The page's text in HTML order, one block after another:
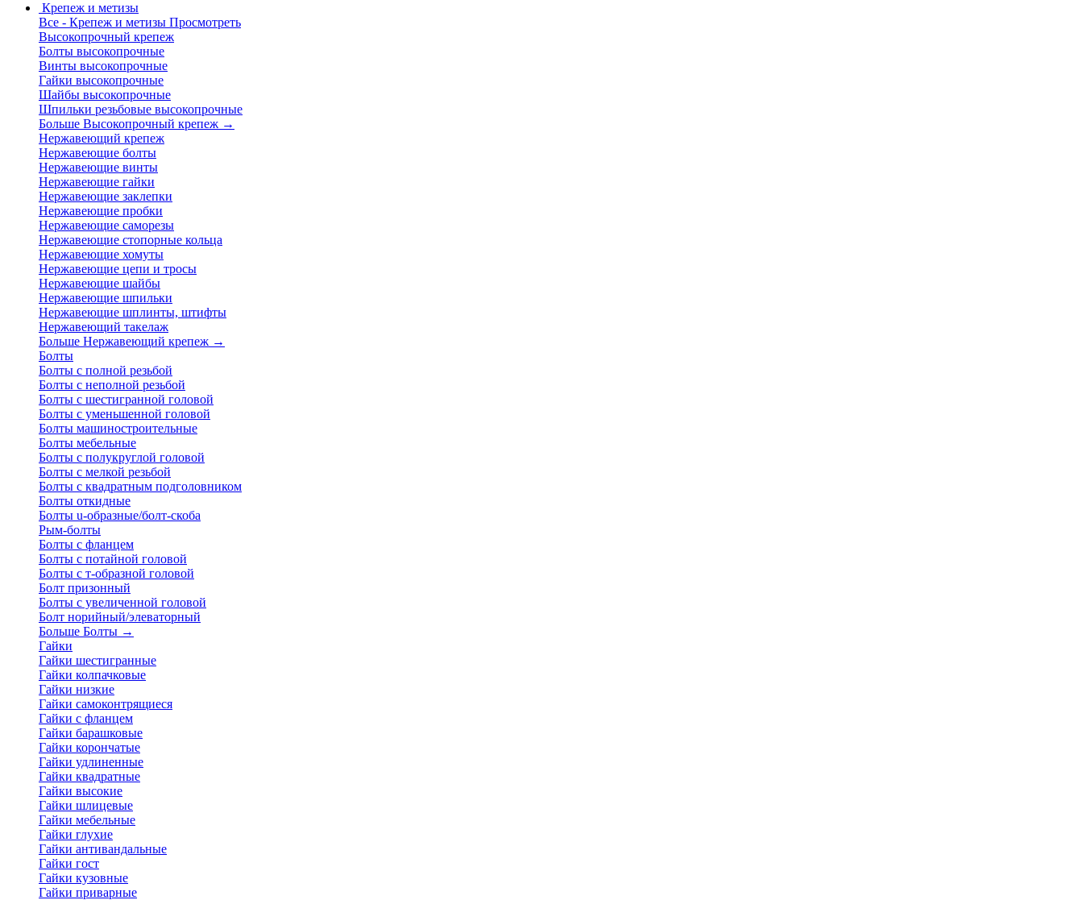
Крепеж и метизы
Все - Крепеж и метизы Просмотреть
Высокопрочный крепеж
Болты высокопрочные
Винты высокопрочные
Гайки высокопрочные
Шайбы высокопрочные
Шпильки резьбовые высокопрочные
Больше Высокопрочный крепеж →
Нержавеющий крепеж
Нержавеющие болты
Нержавеющие винты
Нержавеющие гайки
Нержавеющие заклепки
Нержавеющие пробки
Нержавеющие саморезы
Нержавеющие стопорные кольца
Нержавеющие хомуты
Нержавеющие цепи и тросы
Нержавеющие шайбы
Нержавеющие шпильки
Нержавеющие шплинты, штифты
Нержавеющий такелаж
Больше Нержавеющий крепеж →
Болты
Болты с полной резьбой
Болты с неполной резьбой
Болты с шестигранной головой
Болты с уменьшенной головой
Болты машиностроительные
Болты мебельные
Болты с полукруглой головой
Болты с мелкой резьбой
Болты с квадратным подголовником
Болты откидные
Болты u-образные/болт-скоба
Рым-болты
Болты с фланцем
Болты с потайной головой
Болты с т-образной головой
Болт призонный
Болты с увеличенной головой
Болт норийный/элеваторный
Больше Болты →
Гайки
Гайки шестигранные
Гайки колпачковые
Гайки низкие
Гайки самоконтрящиеся
Гайки с фланцем
Гайки барашковые
Гайки корончатые
Гайки удлиненные
Гайки квадратные
Гайки высокие
Гайки шлицевые
Гайки мебельные
Гайки глухие
Гайки антивандальные
Гайки гост
Гайки кузовные
Гайки приварные